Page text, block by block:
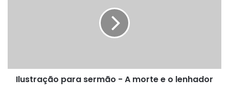
lenhador
Ilustração para sermão - A morte e o lenhador